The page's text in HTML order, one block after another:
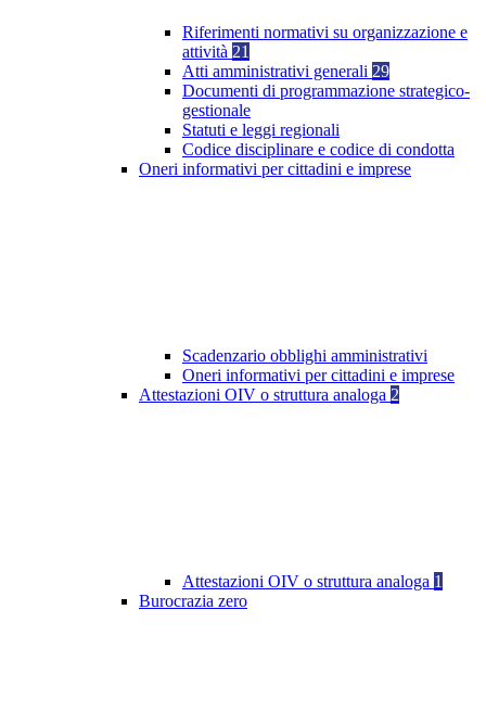
Riferimenti normativi su organizzazione e
attività 21
Atti amministrativi generali 29
Documenti di programmazione strategico-
gestionale
Statuti e leggi regionali
Codice disciplinare e codice di condotta
Oneri informativi per cittadini e imprese
Scadenzario obblighi amministrativi
Oneri informativi per cittadini e imprese
Attestazioni OIV o struttura analoga 2
Attestazioni OIV o struttura analoga 1
Burocrazia zero